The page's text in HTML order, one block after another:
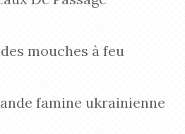
mouches à feu
famine ukrainienne